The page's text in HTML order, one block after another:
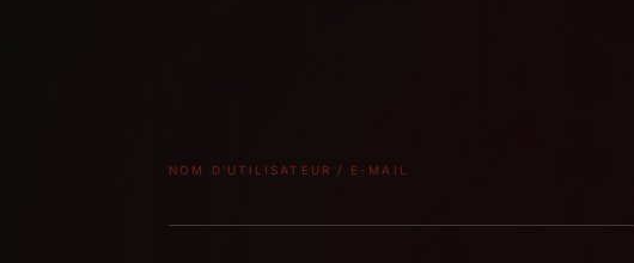
NOM D'UTILISATEUR / E-MAIL